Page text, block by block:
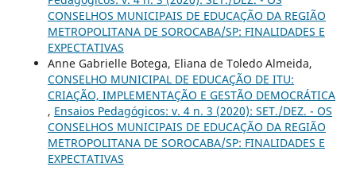
CONSELHOS MUNICIPAIS DE EDUCAÇÃO DA REGIÃO
METROPOLITANA DE SOROCABA/SP: FINALIDADES E
EXPECTATIVAS
Anne Gabrielle Botega, Eliana de Toledo Almeida,
CONSELHO MUNICIPAL DE EDUCAÇÃO DE ITU:
CRIAÇÃO, IMPLEMENTAÇÃO E GESTÃO DEMOCRÁTICA
, Ensaios Pedagógicos: v. 4 n. 3 (2020): SET./DEZ. - OS
CONSELHOS MUNICIPAIS DE EDUCAÇÃO DA REGIÃO
METROPOLITANA DE SOROCABA/SP: FINALIDADES E
EXPECTATIVAS